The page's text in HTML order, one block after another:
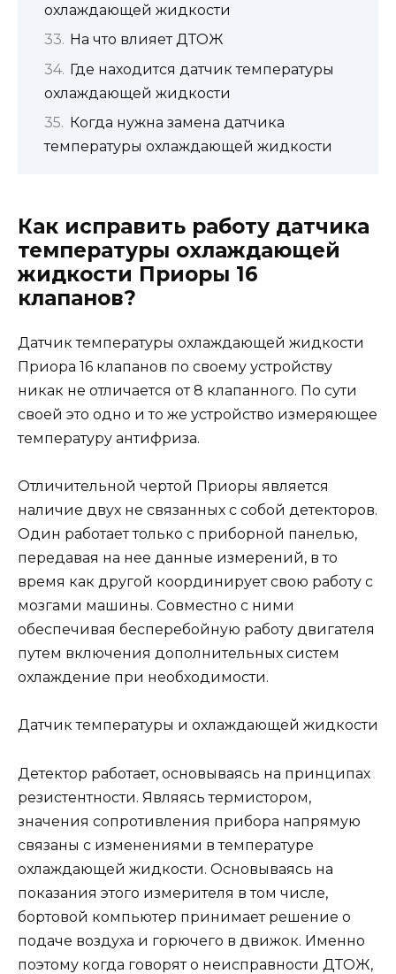
охлаждающей жидкости
На что влияет ДТОЖ
Где находится датчик температуры
охлаждающей жидкости
Когда нужна замена датчика
температуры охлаждающей жидкости
Как исправить работу датчика
температуры охлаждающей
жидкости Приоры 16
клапанов?
Датчик температуры охлаждающей жидкости
Приора 16 клапанов по своему устройству
никак не отличается от 8 клапанного. По сути
своей это одно и то же устройство измеряющее
температуру антифриза.
Отличительной чертой Приоры является
наличие двух не связанных с собой детекторов.
Один работает только с приборной панелью,
передавая на нее данные измерений, в то
время как другой координирует свою работу с
мозгами машины. Совместно с ними
обеспечивая бесперебойную работу двигателя
путем включения дополнительных систем
охлаждение при необходимости.
Датчик температуры и охлаждающей жидкости
Детектор работает, основываясь на принципах
резистентности. Являясь термистором,
значения сопротивления прибора напрямую
связаны с изменениями в температуре
охлаждающей жидкости. Основываясь на
показания этого измерителя в том числе,
бортовой компьютер принимает решение о
подаче воздуха и горючего в движок. Именно
поэтому когда говорят о неисправности ДТОЖ,